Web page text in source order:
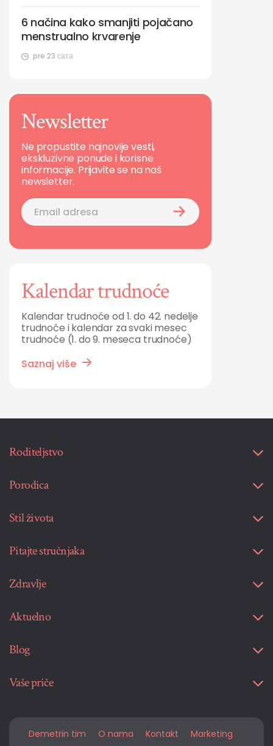
pre 23 сата
6 načina kako smanjiti pojačano
menstrualno krvarenje
Newsletter
Ne propustite najnovije vesti,
ekskluzivne ponude i korisne
informacije. Prijavite se na naš
newsletter.
Kalendar trudnoće
Kalendar trudnoće od 1. do 42. nedelje
trudnoće i kalendar za svaki mesec
trudnoće (1. do 9. meseca trudnoće)
Saznaj više
Roditeljstvo
Porodica
Stil života
Pitajte stručnjaka
Zdravlje
Aktuelno
Blog
Vaše priče
Demetrin tim O nama Kontakt
Marketing